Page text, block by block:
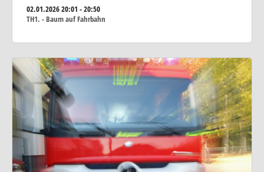
02.01.202620:01 - 20:50
TH1. - Baum auf Fahrbahn